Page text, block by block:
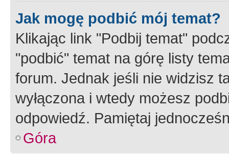
Jak mogę podbić mój temat?
Klikając link "Podbij temat"
"podbić" temat na górę listy
forum. Jednak jeśli nie widzisz
wyłączona i wtedy możesz
odpowiedź. Pamiętaj
Góra